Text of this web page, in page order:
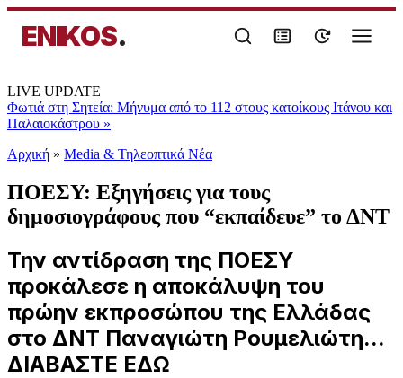
ENIKOS.
LIVE UPDATE
Φωτιά στη Σητεία: Μήνυμα από το 112 στους κατοίκους Ιτάνου και
Παλαιοκάστρου »
Αρχική » Media & Τηλεοπτικά Νέα
ΠΟΕΣΥ: Εξηγήσεις για τους
δημοσιογράφους που “εκπαίδευε” το ΔΝΤ
Την αντίδραση της ΠΟΕΣΥ
προκάλεσε η αποκάλυψη του
πρώην εκπροσώπου της Ελλάδας
στο ΔΝΤ Παναγιώτη Ρουμελιώτη...
ΔΙΑΒΑΣΤΕ ΕΔΩ